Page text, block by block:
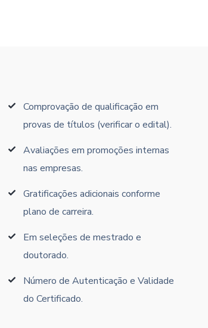
Comprovação de qualificação em
provas de títulos (verificar o edital).
Avaliações em promoções internas
nas empresas.
Gratificações adicionais conforme
plano de carreira.
Em seleções de mestrado e
doutorado.
Número de Autenticação e Validade
do Certificado.